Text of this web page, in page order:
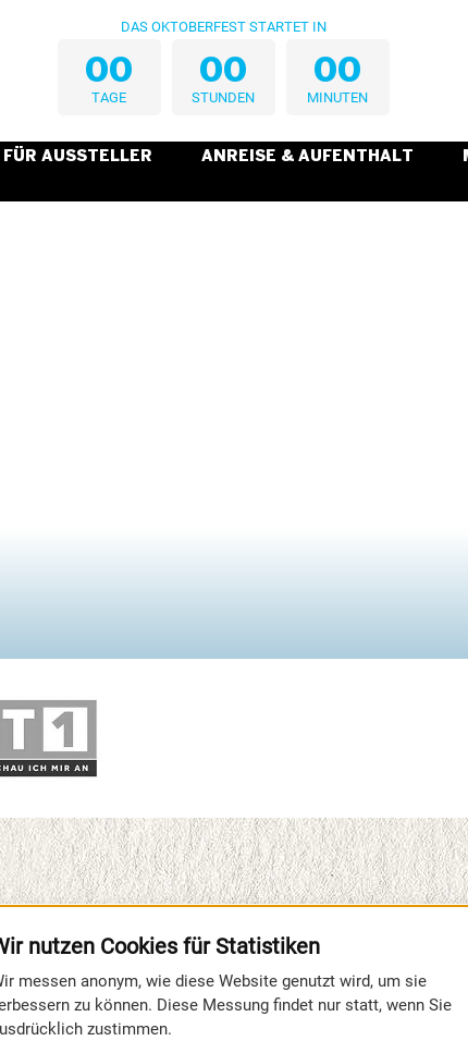
DAS OKTOBERFEST STARTET IN
00
TAGE
00
STUNDEN
00
MINUTEN
FÜR AUSSTELLER ANREISE & AUFENTHALT
unter einem Dach erleben möchten. Egal, ob jung oder
die Nacht zum Tag zu machen. Tauche ein in ein
nutzen Cookies für Statistiken
messen anonym, wie diese Website genutzt wird, um sie
zu können. Diese Messung findet nur statt, wenn Sie
zustimmen.